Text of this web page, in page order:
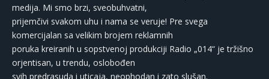
medija. Mi smo brzi, sveobuhvatni,
prijemčivi svakom uhu i nama se veruje! Pre svega
komercijalan sa velikim brojem reklamnih
poruka kreiranih u sopstvenoj produkciji Radio „014“ je tržišno
orjentisan, u trendu, oslobođen
svih predrasuda i uticaja, neophodan i zato slušan.